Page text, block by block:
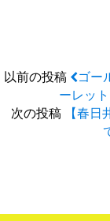
以前の投稿
ゴー
ーレッ
次の投稿
【春